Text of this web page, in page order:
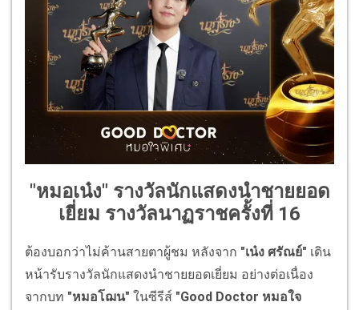
"หมอเน๋ง" รางวัลนักแสดงนำชายยอด
เยี่ยม รางวัลนาฏราชครั้งที่ 16
ต้องบอกว่าไม่ค้านสายตาผู้ชม หลังจาก "เน๋ง ศรัณย์" เดิน
หน้ารับรางวัลนักแสดงนำชายยอดเยี่ยม อย่างต่อเนื่อง
จากบท "หมอโฌน" ในซีรีส์ "Good Doctor หมอใจ